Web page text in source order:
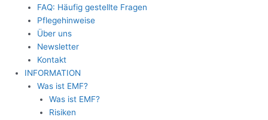
FAQ: Häufig gestellte Fragen
Pflegehinweise
Über uns
Newsletter
Kontakt
INFORMATION
Was ist EMF?
Was ist EMF?
Risiken